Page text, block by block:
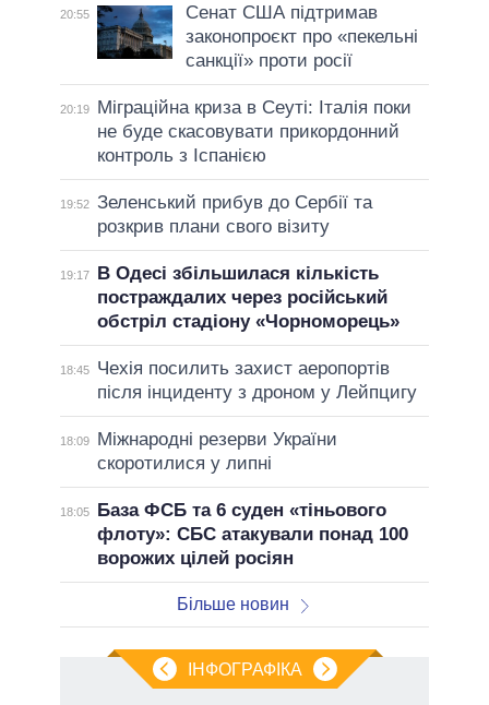
20:55
Сенат США підтримав
законопроєкт про «пекельні
санкції» проти росії
20:19
Міграційна криза в Сеуті: Італія поки
не буде скасовувати прикордонний
контроль з Іспанією
19:52 Зеленський прибув до Сербії та
розкрив плани свого візиту
19:17
В Одесі збільшилася кількість
постраждалих через російський
обстріл стадіону «Чорноморець»
18:45
Чехія посилить захист аеропортів
після інциденту з дроном у Лейпцигу
18:09
Міжнародні резерви України
скоротилися у липні
18:05
База ФСБ та 6 суден «тіньового
флоту»: СБС атакували понад 100
ворожих цілей росіян
Більше новин
ІНФОГРАФІКА